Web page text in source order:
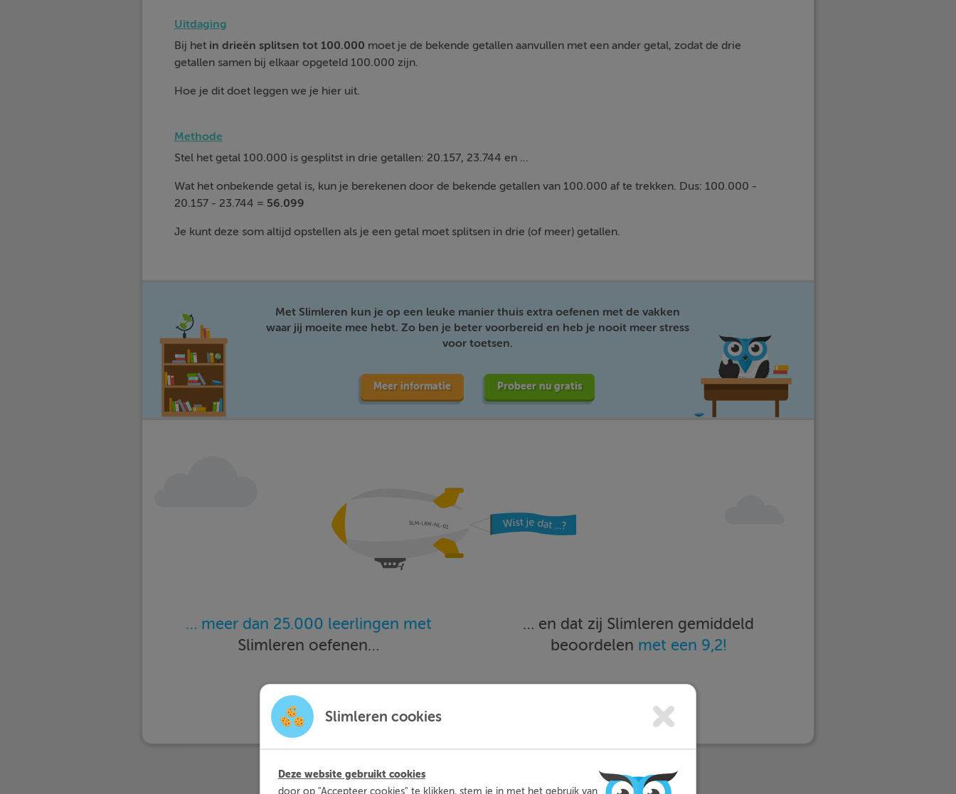
Uitdaging
Bij het in drieën splitsen tot 100.000 moet je de bekende getallen aanvullen met een ander getal, zodat de drie
getallen samen bij elkaar opgeteld 100.000 zijn.
Hoe je dit doet leggen we je hier uit.
Methode
Stel het getal 100.000 is gesplitst in drie getallen: 20.157, 23.744 en ...
Wat het onbekende getal is, kun je berekenen door de bekende getallen van 100.000 af te trekken. Dus: 100.000 -
20.157 - 23.744 = 56.099
Je kunt deze som altijd opstellen als je een getal moet splitsen in drie (of meer) getallen.
Met Slimleren kun je op een leuke manier thuis extra oefenen met de vakken
waar jij moeite mee hebt. Zo ben je beter voorbereid en heb je nooit meer stress
voor toetsen.
Meer informatie Probeer nu gratis
… meer dan 25.000 leerlingen met
Slimleren oefenen…
… en dat zij Slimleren gemiddeld
beoordelen met een 9,2!
Slimleren cookies
Deze website gebruikt cookies
door op "Accepteer cookies" te klikken, stem je in met het gebruik van